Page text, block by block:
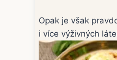
Opak je však
i více výživných